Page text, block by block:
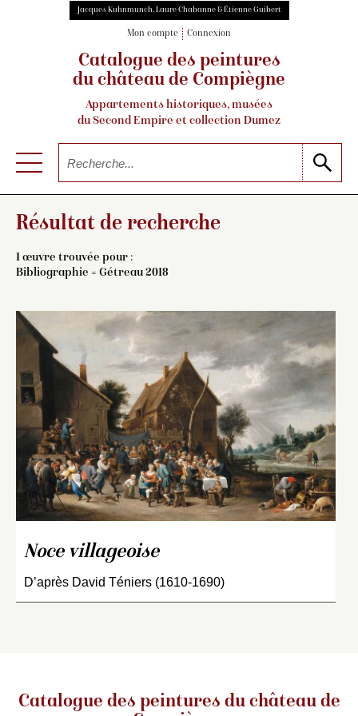
Jacques Kuhnmunch, Laure Chabanne & Étienne Guibert
Mon compte Connexion
Catalogue des peintures
du château de Compiègne
Appartements historiques, musées
du Second Empire et collection Dumez
Résultat de recherche
1 œuvre trouvée pour :
Bibliographie = Gétreau 2018
Noce villageoise
D’après David Téniers (1610-1690)
Catalogue des peintures du château de